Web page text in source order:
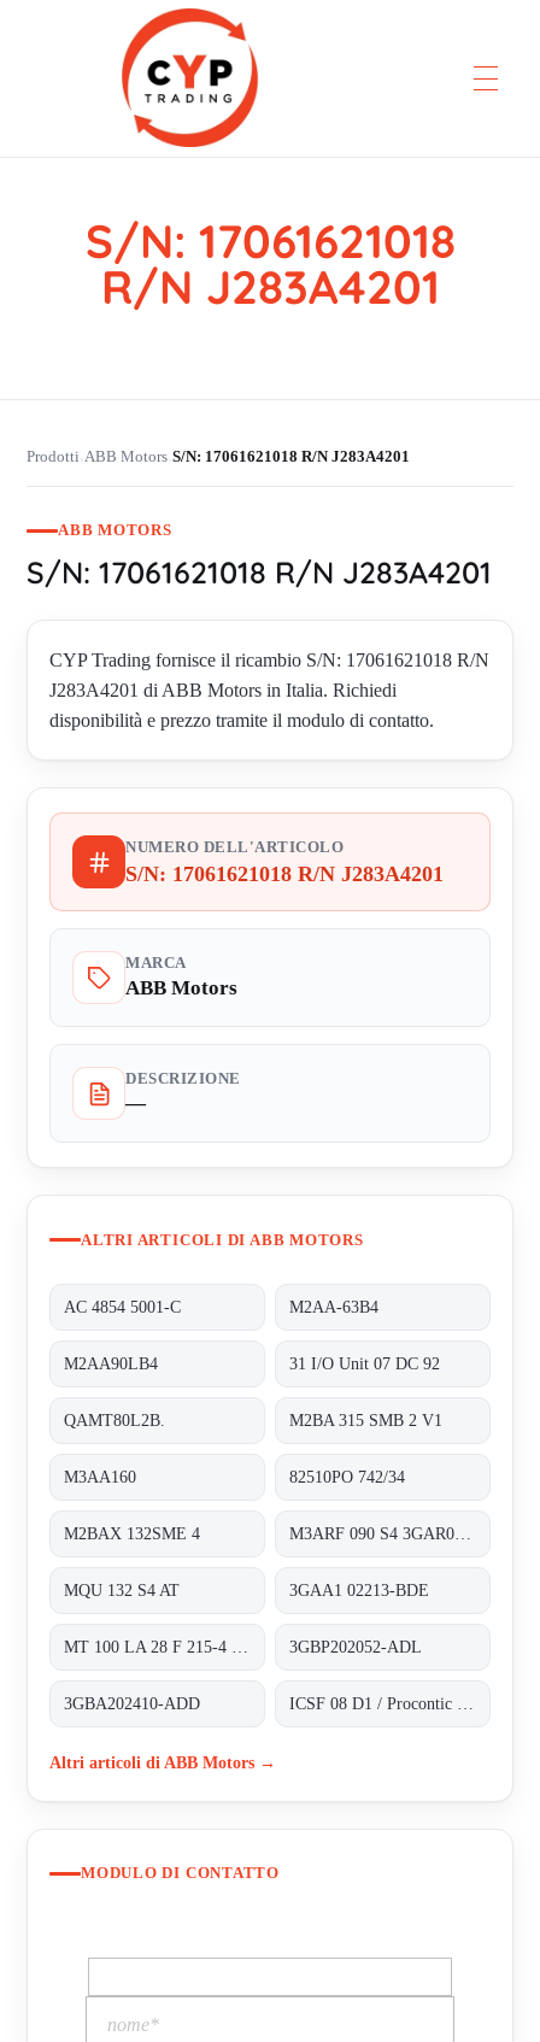
CYP Trading
Professionelle Ersatzteilbeschaffung
S/N: 17061621018
R/N J283A4201
Prodotti›ABB Motors›S/N: 17061621018 R/N J283A4201
ABB MOTORS
S/N: 17061621018 R/N J283A4201
CYP Trading fornisce il ricambio S/N: 17061621018 R/N
J283A4201 di ABB Motors in Italia. Richiedi
disponibilità e prezzo tramite il modulo di contatto.
NUMERO DELL'ARTICOLO
S/N: 17061621018 R/N J283A4201
MARCA
ABB Motors
DESCRIZIONE
—
ALTRI ARTICOLI DI ABB MOTORS
AC 4854 5001-C M2AA-63B4
M2AA90LB4 31 I/O Unit 07 DC 92
QAMT80L2B. M2BA 315 SMB 2 V1
M3AA160 82510PO 742/34
M2BAX 132SME 4
MQU 132 S4 AT 3GAA1 02213-BDE
3GBP202052-ADL
3GBA202410-ADD
Altri articoli di ABB Motors →
MODULO DI CONTATTO